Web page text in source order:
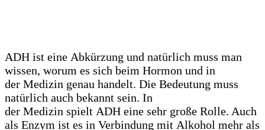
ADH ist eine Abkürzung und natürlich muss man
wissen, worum es sich beim Hormon und in
der Medizin genau handelt. Die Bedeutung muss
natürlich auch bekannt sein. In
der Medizin spielt ADH eine sehr große Rolle. Auch
als Enzym ist es in Verbindung mit Alkohol mehr als